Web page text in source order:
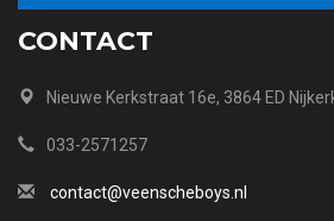
CONTACT
Nieuwe Kerkstraat 16e, 3864 ED
033-2571257
contact@veenscheboys.nl